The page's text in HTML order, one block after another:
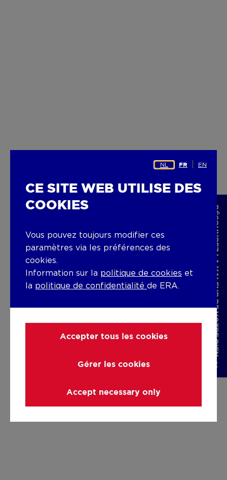
DÉCOUVREZ LA VALEUR DE VOTRE BIEN
NL FR EN
CE SITE WEB UTILISE DES
COOKIES
Vous pouvez toujours modifier ces
paramètres via les préférences des
cookies.
Information sur la politique de cookies et
la politique de confidentialité de ERA.
Accepter tous les cookies
Gérer les cookies
Accept necessary only